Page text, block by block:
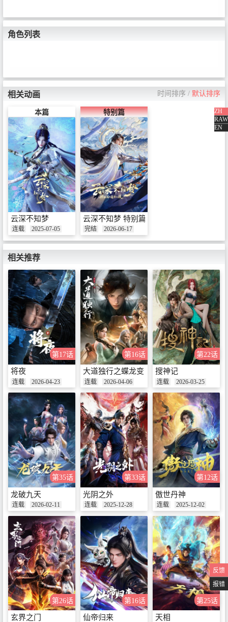
ZH
RAW
EN
角色列表
相关动画 时间排序 / 默认排序
本篇
云深不知梦
连载 2025-07-05
特别篇
云深不知梦 特别篇：逐冥之役
完结 2026-06-17
相关推荐
第17话
将夜
连载 2026-04-23
第16话
大道独行之蝶龙变
连载 2026-04-06
第22话
搜神记
连载 2026-03-25
第35话
龙破九天
连载 2026-02-11
第33话
光阴之外
连载 2025-12-28
第12话
傲世丹神
连载 2025-12-02
第26话
玄界之门
第16话
仙帝归来
第25话
天相
反馈
报错